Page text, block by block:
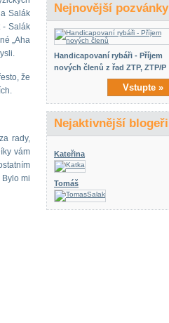
Salák
- Salák
„Aha
že
rady,
vám
mi
Nejnovější pozvánky
Handicapovaní rybáři - Příjem
nových členů z řad ZTP, ZTP/P
Vstupte »
Nejaktivnější blogeři
Kateřina
Tomáš